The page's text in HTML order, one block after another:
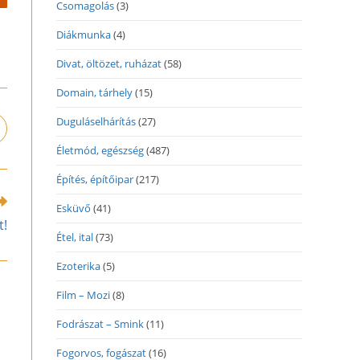
Csomagolás(3)
Diákmunka(4)
Divat, öltözet, ruházat(58)
Domain, tárhely(15)
Duguláselhárítás(27)
Életmód, egészség(487)
Építés, építőipar(217)
Esküvő (41)
Étel, ital(73)
Ezoterika(5)
Film – Mozi(8)
Fodrászat – Smink(11)
Fogorvos, fogászat(16)